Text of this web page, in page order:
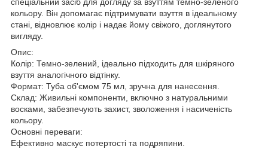
спеціальний засіб для догляду за взуттям темно-зеленого
кольору. Він допомагає підтримувати взуття в ідеальному
стані, відновлює колір і надає йому свіжого, доглянутого
вигляду.
Опис:
Колір: Темно-зелений, ідеально підходить для шкіряного
взуття аналогічного відтінку.
Формат: Туба об'ємом 75 мл, зручна для нанесення.
Склад: Живильні компоненти, включно з натуральними
восками, забезпечують захист, зволоження і насиченість
кольору.
Основні переваги:
Ефективно маскує потертості та подряпини.